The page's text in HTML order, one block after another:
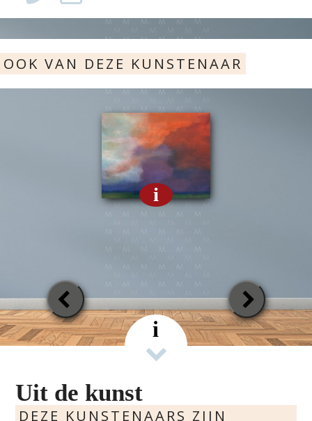
OOK VAN DEZE KUNSTENAAR
i
Previous
Slide
Next
Slide
i
Uit de kunst
DEZE KUNSTENAARS ZIJN